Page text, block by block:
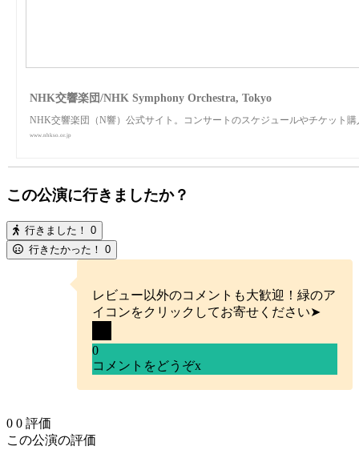
NHK交響楽団/NHK Symphony Orchestra, Tokyo
NHK交響楽団（N響）公式サイト。コンサートのスケジュールやチケット
www.nhkso.or.jp
この公演に行きましたか？
行きました！ 0
行きたかった！ 0
レビュー以外のコメントも大歓迎！緑のア
イコンをクリックしてお寄せください➤
0
コメントをどうぞx
0 0 評価
この公演の評価